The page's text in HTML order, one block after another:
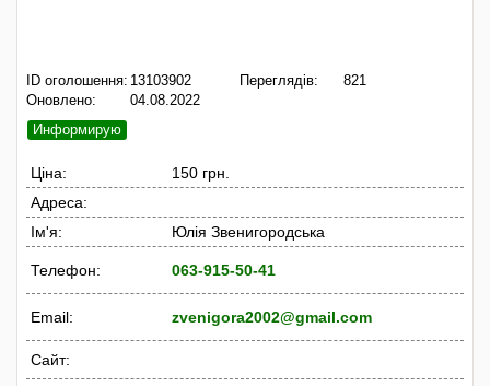
ID оголошення: 13103902
Оновлено:
04.08.2022
Переглядів: 821
Информирую
Ціна:
150 грн.
Адреса:
Ім'я:
Юлія Звенигородська
Телефон: 063-915-50-41
Email: zvenigora2002@gmail.com
Сайт: